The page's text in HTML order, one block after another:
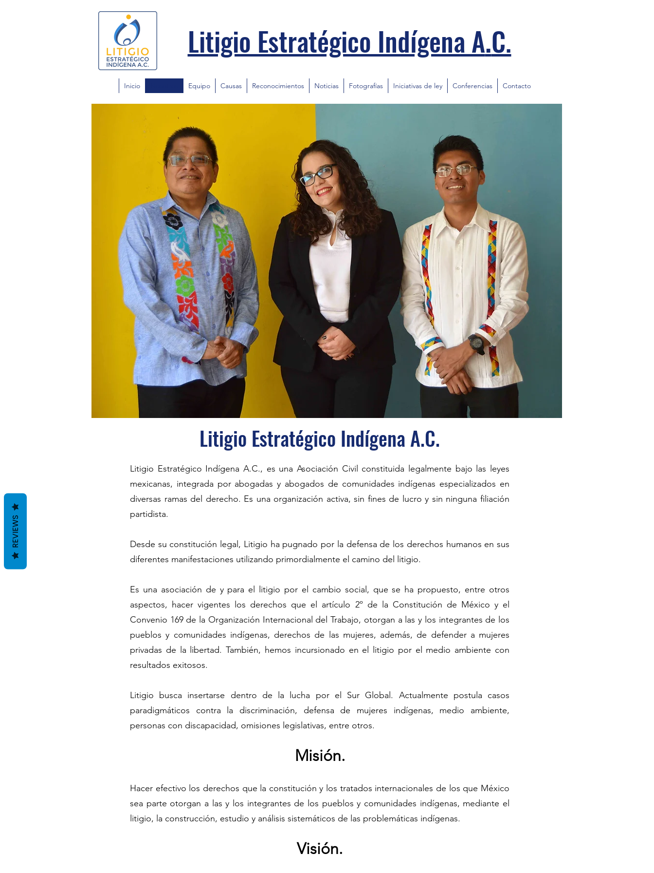
Litigio Estratégico Indígena A.C.
Inicio Equipo Causas Reconocimientos Noticias Fotografías Iniciativas de ley Conferencias Contacto
Litigio Estratégico Indígena A.C.
Litigio Estratégico Indígena A.C., es una Asociación Civil constituida legalmente bajo las leyes
mexicanas, integrada por abogadas y abogados de comunidades indígenas especializados en
diversas ramas del derecho. Es una organización activa, sin fines de lucro y sin ninguna filiación
partidista.
Desde su constitución legal, Litigio ha pugnado por la defensa de los derechos humanos en sus
diferentes manifestaciones utilizando primordialmente el camino del litigio.
Es una asociación de y para el litigio por el cambio social, que se ha propuesto, entre otros
aspectos, hacer vigentes los derechos que el artículo 2º de la Constitución de México y el
Convenio 169 de la Organización Internacional del Trabajo, otorgan a las y los integrantes de los
pueblos y comunidades indígenas, derechos de las mujeres, además, de defender a mujeres
privadas de la libertad. También, hemos incursionado en el litigio por el medio ambiente con
resultados exitosos.
Litigio busca insertarse dentro de la lucha por el Sur Global. Actualmente postula casos
paradigmáticos contra la discriminación, defensa de mujeres indígenas, medio ambiente,
personas con discapacidad, omisiones legislativas, entre otros.
Misión.
Hacer efectivo los derechos que la constitución y los tratados internacionales de los que México
sea parte otorgan a las y los integrantes de los pueblos y comunidades indígenas, mediante el
litigio, la construcción, estudio y análisis sistemáticos de las problemáticas indígenas.
Visión.
REVIEWS